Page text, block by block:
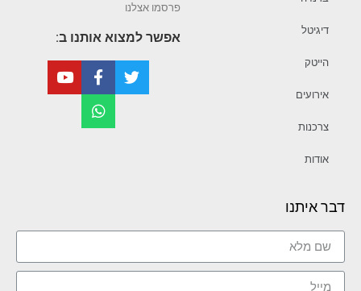
דיגיטל
הייטק
אירועים
צרכנות
אודות
פרסמו אצלנו
אפשר למצוא אותנו ב:
דבר איתנו